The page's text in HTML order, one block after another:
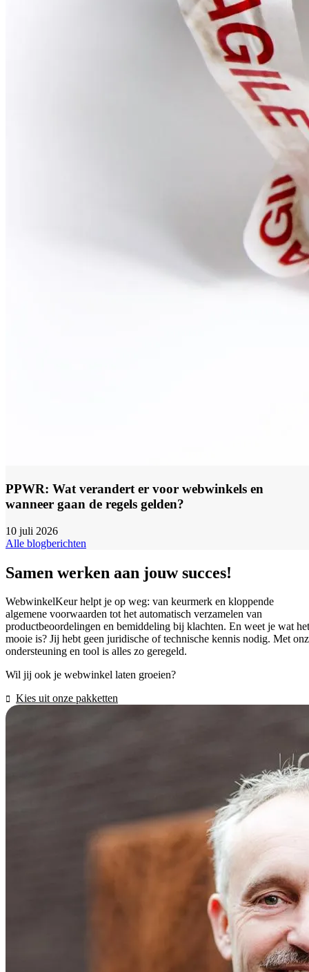
PPWR: Wat verandert er voor webwinkels en
wanneer gaan de regels gelden?
10 juli 2026
Alle blogberichten
Samen werken aan jouw succes!
WebwinkelKeur helpt je op weg: van keurmerk en kloppende
algemene voorwaarden tot het automatisch verzamelen van
productbeoordelingen en bemiddeling bij klachten. En weet je wat het
mooie is? Jij hebt geen juridische of technische kennis nodig. Met
ondersteuning en tool is alles zo geregeld.
Wil jij ook je webwinkel laten groeien?
Kies uit onze pakketten